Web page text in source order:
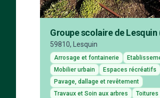
Groupe scolaire de Lesquin
59810, Lesquin
Arrosage et fontainerie
Mobilier urbain
Espaces récréatifs
Pavage, dallage et revêtement
Travaux et Soin aux arbres